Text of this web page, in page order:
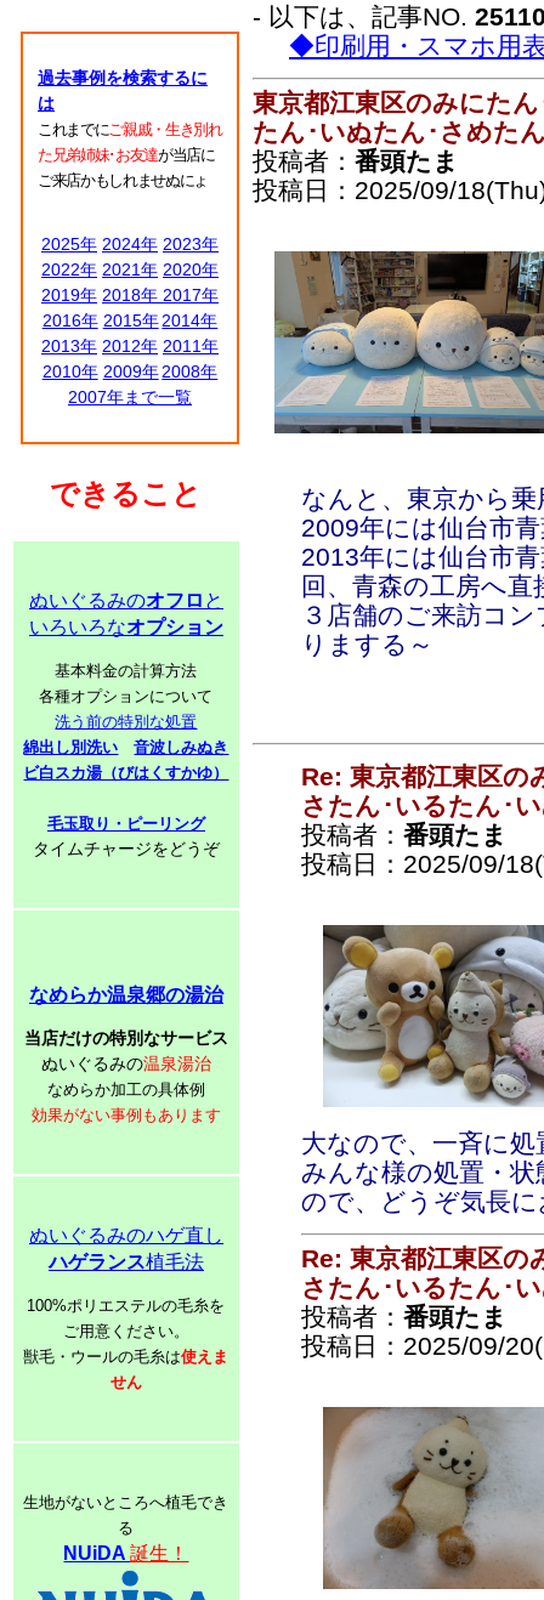
過去事例を検索するに
は
これまでにご親戚・生き別れ
た兄弟姉妹･お友達が当店に
ご来店かもしれませぬにょ
2025年 2024年 2023年
2022年 2021年 2020年
2019年 2018年 2017年
2016年 2015年 2014年
2013年 2012年 2011年
2010年 2009年 2008年
2007年まで一覧
できること
ぬいぐるみのオフロ と
いろいろなオプション
基本料金の計算方法
各種オプションについて
洗う前の特別な処置
綿出し別洗い
音波しみぬき
ビ白スカ湯（びはくすかゆ）
毛玉取り・ピーリング
タイムチャージをどうぞ
なめらか温泉郷の湯治
当店だけの特別なサービス
ぬいぐるみの温泉湯治
なめらか加工の具体例
効果がない事例もあります
ぬいぐるみのハゲ直し
ハゲランス植毛法
100%ポリエステルの毛糸を
ご用意ください。
獣毛・ウールの毛糸は使えま
せん
生地がないところへ植毛でき
る
NUiDA誕生！
- 以下は、記事NO.
◆印刷用・スマホ用
東京都江東区のみにた
たん･いぬたん･さめた
投稿者： 番頭たま
投稿日：2025/09/
なんと、東京から
2009年には仙台市
2013年には仙台市
回、青森の工房へ
３店舗のご来訪コ
りまする～
Re: 東京都江東区の
さたん･いるたん･
投稿者： 番頭たま
投稿日：2025/09/
大なので、一斉に
みんな様の処置・
ので、どうぞ気長
Re: 東京都江東区の
さたん･いるたん･
投稿者： 番頭たま
投稿日：2025/09/